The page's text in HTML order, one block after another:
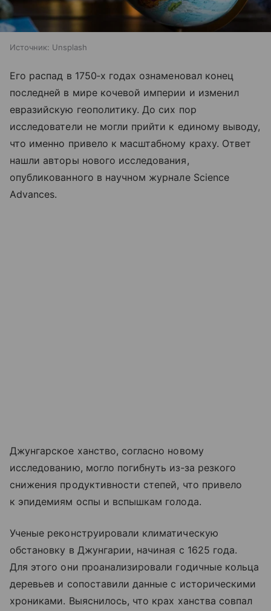
Источник: Unsplash
Его распад в 1750‑х годах ознаменовал конец
последней в мире кочевой империи и изменил
евразийскую геополитику. До сих пор
исследователи не могли прийти к единому выводу,
что именно привело к масштабному краху. Ответ
нашли авторы нового исследования,
опубликованного в научном журнале Science
Advances.
Джунгарское ханство, согласно новому
исследованию, могло погибнуть из‑за резкого
снижения продуктивности степей, что привело
к эпидемиям оспы и вспышкам голода.
Ученые реконструировали климатическую
обстановку в Джунгарии, начиная с 1625 года.
Для этого они проанализировали годичные кольца
деревьев и сопоставили данные с историческими
хрониками. Выяснилось, что крах ханства совпал